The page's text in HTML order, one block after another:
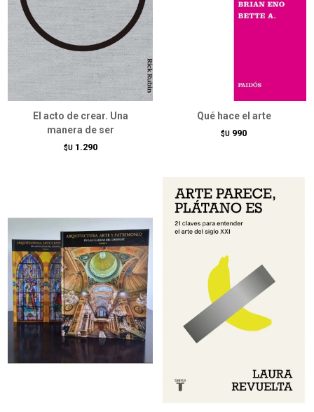
El acto de crear. Una
manera de ser
$U 1.290
Qué hace el arte
$U 990